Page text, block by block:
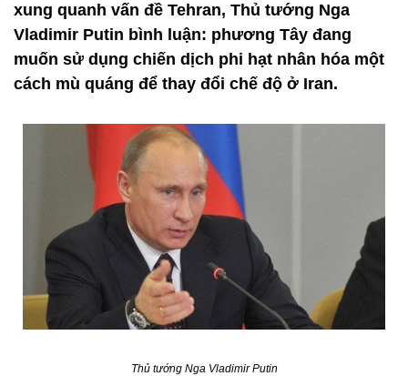
xung quanh vấn đề Tehran, Thủ tướng Nga
Vladimir Putin bình luận: phương Tây đang
muốn sử dụng chiến dịch phi hạt nhân hóa một
cách mù quáng để thay đổi chế độ ở Iran.
Thủ tướng Nga Vladimir Putin